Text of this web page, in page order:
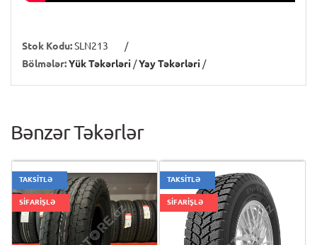
Stok Kodu:SLN213
/
Bölmələr:Yük Təkərləri /Yay Təkərləri /
Bənzər Təkərlər
TAKSİTLƏ
SİFARİŞLƏ
TAKSİTLƏ
SİFARİŞLƏ